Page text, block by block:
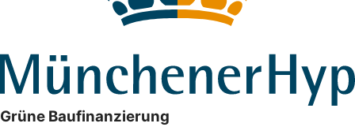
Grüne Baufinanzierung